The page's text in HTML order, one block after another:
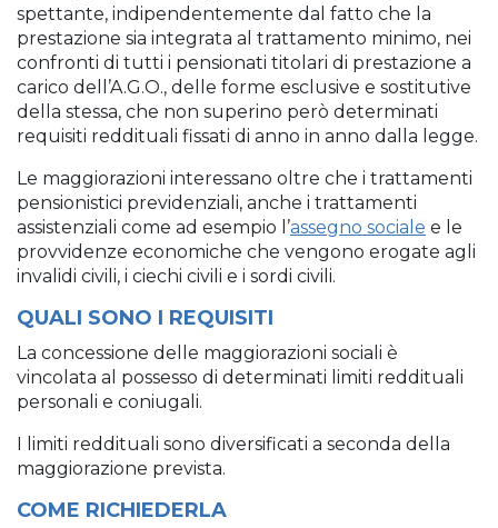
spettante, indipendentemente dal fatto che la
prestazione sia integrata al trattamento minimo, nei
confronti di tutti i pensionati titolari di prestazione a
carico dell’A.G.O., delle forme esclusive e sostitutive
della stessa, che non superino però determinati
requisiti reddituali fissati di anno in anno dalla legge.
Le maggiorazioni interessano oltre che i trattamenti
pensionistici previdenziali, anche i trattamenti
assistenziali come ad esempio l’assegno sociale e le
provvidenze economiche che vengono erogate agli
invalidi civili, i ciechi civili e i sordi civili.
QUALI SONO I REQUISITI
La concessione delle maggiorazioni sociali è
vincolata al possesso di determinati limiti reddituali
personali e coniugali.
I limiti reddituali sono diversificati a seconda della
maggiorazione prevista.
COME RICHIEDERLA